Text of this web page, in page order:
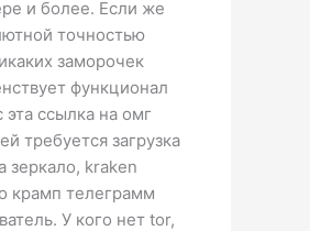
и более. Если же
точностью
заморочек
функционал
ссылка на омг
требуется загрузка
зеркало, kraken
крамп телеграмм
У кого нет tor,